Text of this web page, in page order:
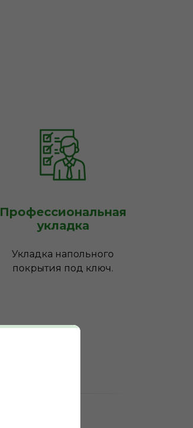
Профессиональная
укладка
Укладка напольного
покрытия под ключ.